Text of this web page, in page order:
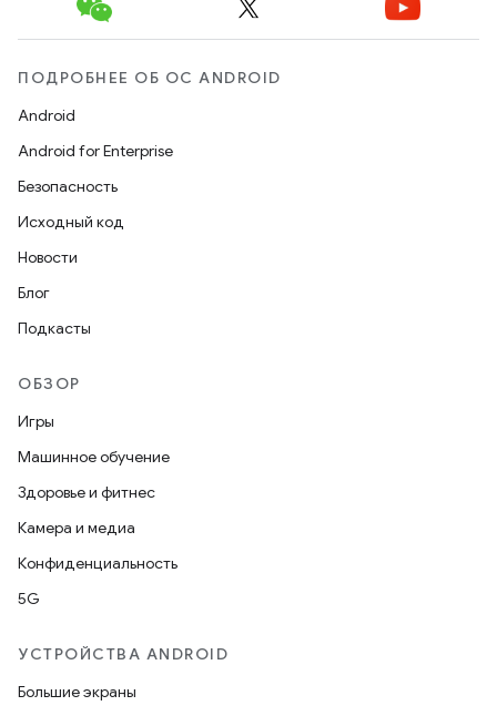
ПОДРОБНЕЕ ОБ ОС ANDROID
Android
Android for Enterprise
Безопасность
Исходный код
Новости
Блог
Подкасты
ОБЗОР
Игры
Машинное обучение
Здоровье и фитнес
Камера и медиа
Конфиденциальность
5G
УСТРОЙСТВА ANDROID
Большие экраны